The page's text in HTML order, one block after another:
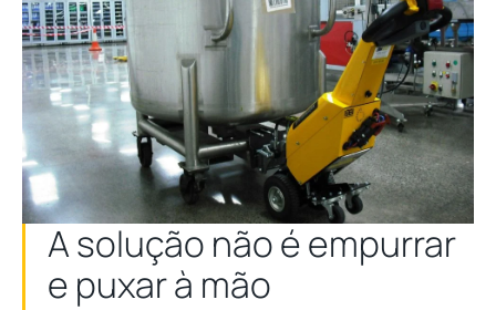
A solução não é empurrar
e puxar à mão